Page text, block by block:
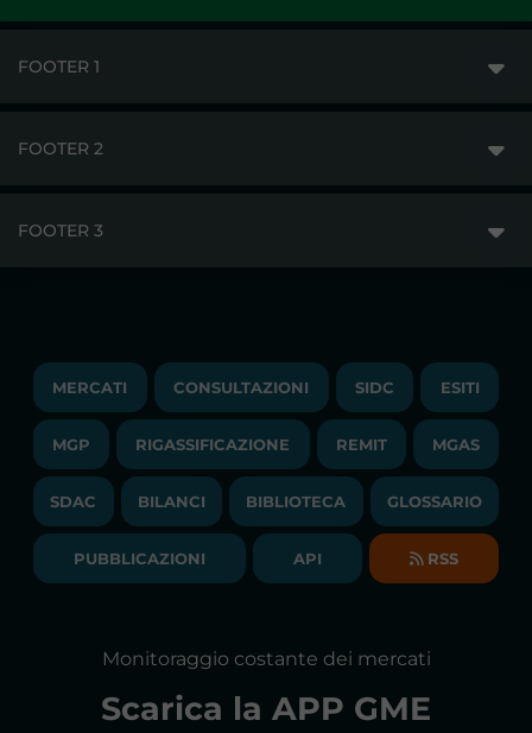
FOOTER 1
PUBBLICAZIONI
COMUNICATI/NEWS
NEWSLETTER
BILANCI DI ESERCIZIO
FOOTER 2
LAVORA CON NOI
BANDI DI GARA E CONTRATTI
SOCIETA' TRASPARENTE
FOOTER 3
TRAYPORT M. ELETTRICO
LIQUIDITY PROVIDERS
BIBLIOTECA
GLOSSARIO
DICHIARAZIONE DI ACCESSIBILITÀ
FAQs MERCATO ELETTRICO
MERCATI CONSULTAZIONI SIDC ESITI
MGP RIGASSIFICAZIONE REMIT MGAS
SDAC BILANCI BIBLIOTECA GLOSSARIO
PUBBLICAZIONI API RSS
Monitoraggio costante dei mercati
Scarica la APP GME